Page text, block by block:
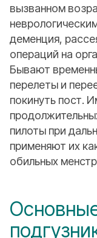
вызванном
деменция,
операций на
Бывают
перелеты и
покинуть пост.
пилоты при
применяют их
обильных